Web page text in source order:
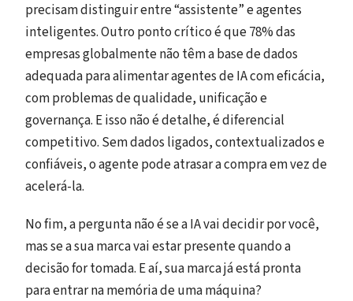
precisam distinguir entre “assistente” e agentes
inteligentes. Outro ponto crítico é que 78% das
empresas globalmente não têm a base de dados
adequada para alimentar agentes de IA com eficácia,
com problemas de qualidade, unificação e
governança. E isso não é detalhe, é diferencial
competitivo. Sem dados ligados, contextualizados e
confiáveis, o agente pode atrasar a compra em vez de
acelerá-la.
No fim, a pergunta não é se a IA vai decidir por você,
mas se a sua marca vai estar presente quando a
decisão for tomada. E aí, sua marca já está pronta
para entrar na memória de uma máquina?